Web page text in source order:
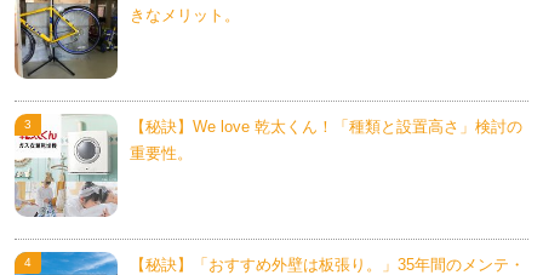
きなメリット。
【秘訣】We love 乾太くん！「種類と設置高さ」検討の
重要性。
【秘訣】「おすすめ外壁は板張り。」35年間のメンテ・